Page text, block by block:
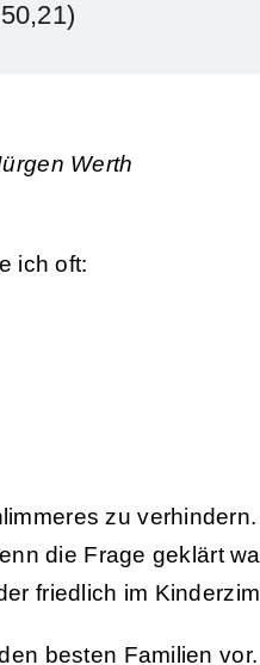
Werth
ich oft:
zu
die Frage geklärt
friedlich im
besten Familien